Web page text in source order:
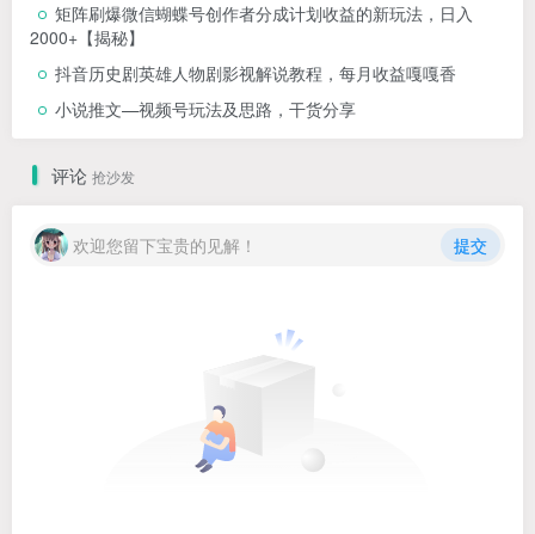
矩阵刷爆微信蝴蝶号创作者分成计划收益的新玩法，日入
2000+【揭秘】
抖音历史剧英雄人物剧影视解说教程，每月收益嘎嘎香
小说推文—视频号玩法及思路，干货分享
评论 抢沙发
欢迎您留下宝贵的见解！ 提交